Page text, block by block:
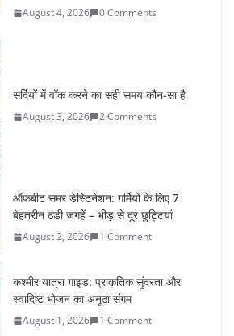
August 4, 2026 0 Comments
सर्दियों में वॉक करने का सही समय कौन-सा है
August 3, 2026 2 Comments
ऑफबीट समर डेस्टिनेशन: गर्मियों के लिए 7
बेहतरीन ठंडी जगहें – भीड़ से दूर छुट्टियां
August 2, 2026 1 Comment
कश्मीर यात्रा गाइड: प्राकृतिक सुंदरता और
स्वादिष्ट भोजन का अनूठा संगम
August 1, 2026 1 Comment